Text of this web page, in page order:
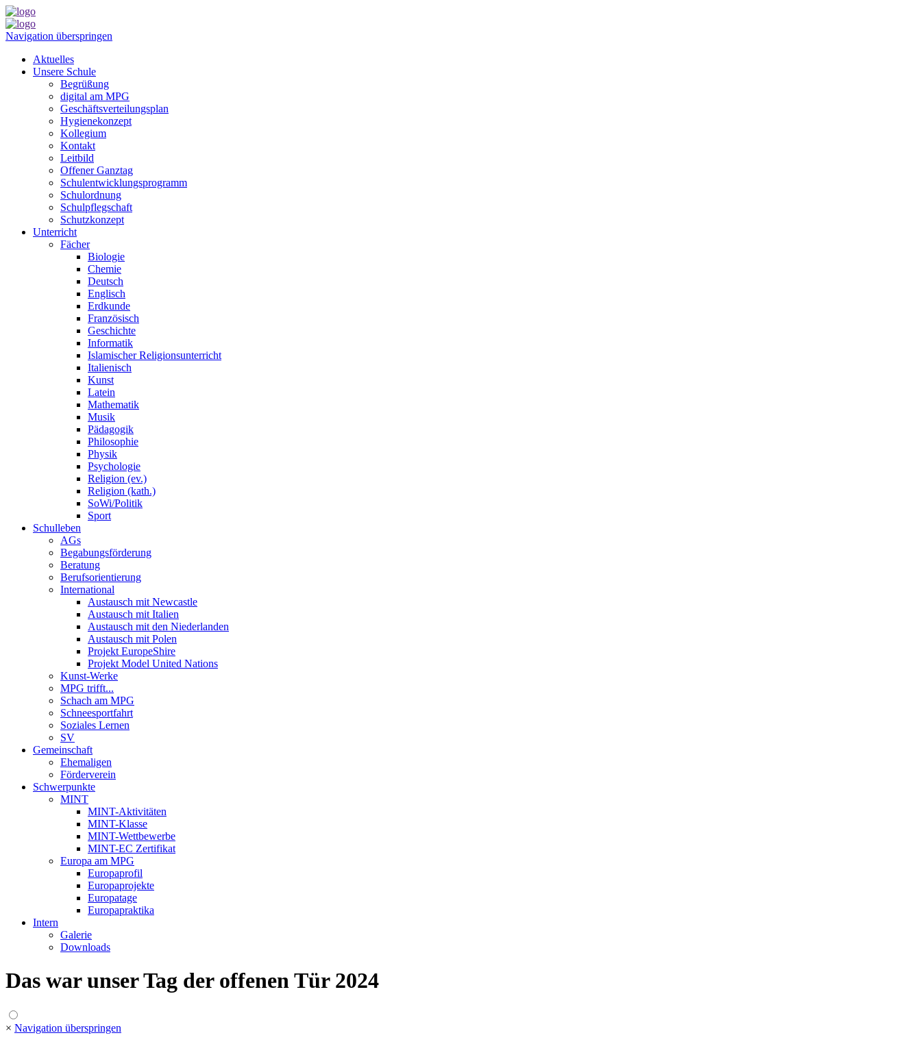
Navigation überspringen
Aktuelles
Unsere Schule
Begrüßung
digital am MPG
Geschäftsverteilungsplan
Hygienekonzept
Kollegium
Kontakt
Leitbild
Offener Ganztag
Schulentwicklungsprogramm
Schulordnung
Schulpflegschaft
Schutzkonzept
Unterricht
Fächer
Biologie
Chemie
Deutsch
Englisch
Erdkunde
Französisch
Geschichte
Informatik
Islamischer Religionsunterricht
Italienisch
Kunst
Latein
Mathematik
Musik
Pädagogik
Philosophie
Physik
Psychologie
Religion (ev.)
Religion (kath.)
SoWi/Politik
Sport
Schulleben
AGs
Begabungsförderung
Beratung
Berufsorientierung
International
Austausch mit Newcastle
Austausch mit Italien
Austausch mit den Niederlanden
Austausch mit Polen
Projekt EuropeShire
Projekt Model United Nations
Kunst-Werke
MPG trifft...
Schach am MPG
Schneesportfahrt
Soziales Lernen
SV
Gemeinschaft
Ehemaligen
Förderverein
Schwerpunkte
MINT
MINT-Aktivitäten
MINT-Klasse
MINT-Wettbewerbe
MINT-EC Zertifikat
Europa am MPG
Europaprofil
Europaprojekte
Europatage
Europapraktika
Intern
Galerie
Downloads
Das war unser Tag der offenen Tür 2024
× Navigation überspringen